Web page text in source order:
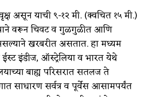
असून याची ९-१२ मी. (क्वचित १५ मी.)
वरून चिवट व गुळगुळीत आणि
खरबरीत असतात. हा मध्यम
इंडीज, ऑस्ट्रेलिया व भारत येथे
बाह्य परिसरात सतलज ते
साधारण सर्वत्र व पूर्वेस आसामपर्यंत